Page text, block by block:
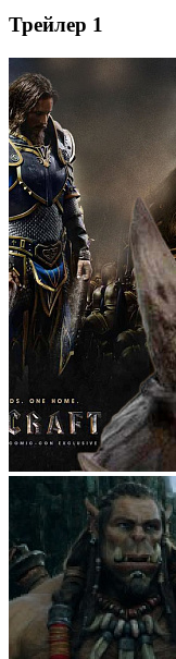
Трейлер 1